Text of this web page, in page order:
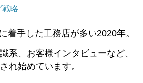
戦略
着手した工務店が多い2020年。
系、お客様インタビューなど、
れ始めています。